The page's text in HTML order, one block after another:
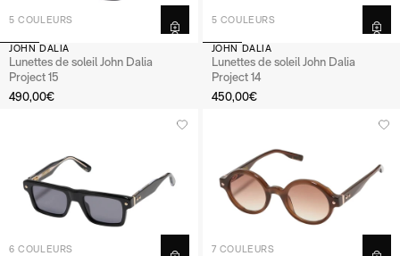
5 COULEURS
JOHN DALIA
Lunettes de soleil John Dalia
Project 15
490,00€
5 COULEURS
JOHN DALIA
Lunettes de soleil John Dalia
Project 14
450,00€
6 COULEURS 7 COULEURS